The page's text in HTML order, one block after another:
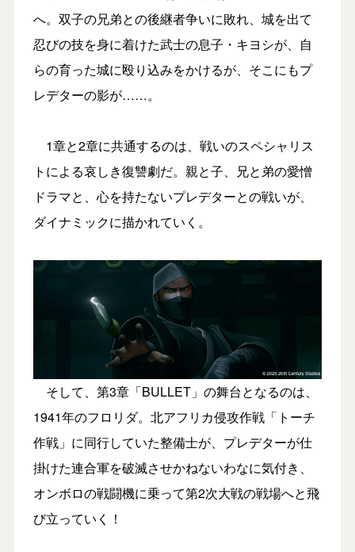
へ。双子の兄弟との後継者争いに敗れ、城を出て
忍びの技を身に着けた武士の息子・キヨシが、自
らの育った城に殴り込みをかけるが、そこにもプ
レデターの影が……。
1章と2章に共通するのは、戦いのスペシャリス
トによる哀しき復讐劇だ。親と子、兄と弟の愛憎
ドラマと、心を持たないプレデターとの戦いが、
ダイナミックに描かれていく。
そして、第3章「BULLET」の舞台となるのは、
1941年のフロリダ。北アフリカ侵攻作戦「トーチ
作戦」に同行していた整備士が、プレデターが仕
掛けた連合軍を破滅させかねないわなに気付き、
オンボロの戦闘機に乗って第2次大戦の戦場へと飛
び立っていく！